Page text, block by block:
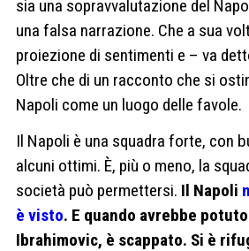
sia una sopravvalutazione del
una falsa narrazione. Che a sua
proiezione di sentimenti e – va
Oltre che di un racconto che si
Napoli come un luogo delle favole.
Il Napoli è una squadra forte, con
alcuni ottimi. È, più o meno, la
società può permettersi. Il Napoli
è visto. E quando avrebbe
Ibrahimovic, è scappato. Si è